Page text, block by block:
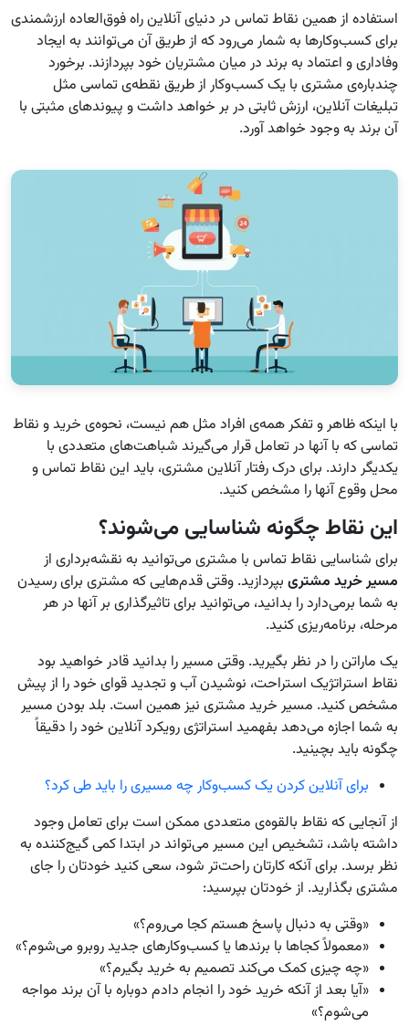
استفاده از همین نقاط تماس در دنیای آنلاین راه فوق‌العاده ارزشمندی
برای کسب‌و‌کار‌ها به شمار می‌رود که از طریق آن می‌توانند به ایجاد
وفاداری و اعتماد به برند در میان مشتریان خود بپردازند. برخورد
چندباره‌ی مشتری با یک کسب‌و‌کار از طریق نقطه‌ی تماسی مثل
تبلیغات آنلاین، ارزش ثابتی در بر خواهد داشت و پیوند‌های مثبتی با
آن برند به وجود خواهد آورد.
با اینکه ظاهر و تفکر همه‌ی افراد مثل هم نیست، نحوه‌ی خرید و نقاط
تماسی که با آنها در تعامل قرار می‌گیرند شباهت‌های متعددی با
یکدیگر دارند. برای درک رفتار آنلاین مشتری، باید این نقاط تماس و
محل وقوع آنها را مشخص کنید.
این نقاط چگونه شناسایی می‌شوند؟
برای شناسایی نقاط تماس با مشتری می‌توانید به نقشه‌برداری از
مسیر خرید مشتری بپردازید. وقتی قدم‌هایی که مشتری برای رسیدن
به شما برمی‌دارد را بدانید، می‌توانید برای تاثیرگذاری بر آنها در هر
مرحله، برنامه‌ریزی کنید.
یک ماراتن را در نظر بگیرید. وقتی مسیر را بدانید قادر خواهید بود
نقاط استراتژیک استراحت، نوشیدن آب و تجدید قوای خود را از پیش
مشخص کنید. مسیر خرید مشتری نیز همین است. بلد بودن مسیر
به شما اجازه می‌دهد بفهمید استراتژی رویکرد آنلاین خود را دقیقاً
چگونه باید بچینید.
برای آنلاین کردن یک کسب‌و‌کار چه مسیری را باید طی کرد؟
از آنجایی که نقاط بالقوه‌ی متعددی ممکن است برای تعامل وجود
داشته باشد، تشخیص این مسیر می‌تواند در ابتدا کمی گیج‌کننده به
نظر برسد. برای آنکه کارتان راحت‌تر شود، سعی کنید خودتان را جای
مشتری بگذارید. از خودتان بپرسید:
«وقتی به دنبال پاسخ هستم کجا می‌روم؟»
«معمولاً کجا‌ها با برند‌ها یا کسب‌و‌کار‌های جدید روبرو می‌شوم؟»
«چه چیزی کمک می‌کند تصمیم به خرید بگیرم؟»
«آیا بعد از آنکه خرید خود را انجام دادم دوباره با آن برند مواجه
می‌شوم؟»